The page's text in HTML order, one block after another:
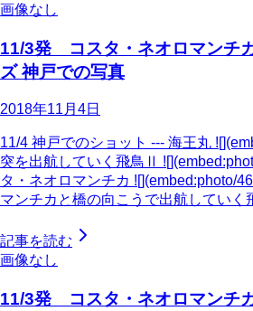
画像なし
11/3発 コスタ・ネオロマンチ
ズ 神戸での写真
2018年11月4日
11/4 神戸でのショット --- 海王丸
突を出航していく飛鳥Ⅱ
タ・ネオロマンチカ ![](embed:photo/
マンチカと橋の向こうで出航してい
記事を読む
画像なし
11/3発 コスタ・ネオロマンチ